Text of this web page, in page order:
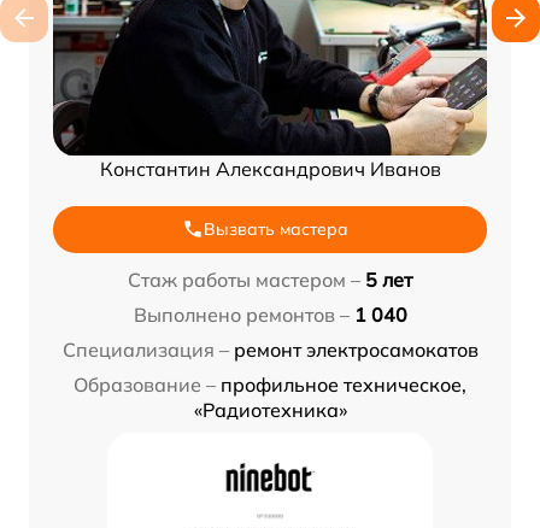
Константин Александрович Иванов
Вызвать мастера
Стаж работы мастером – 5 лет
Выполнено ремонтов – 1 040
Специализация – ремонт электросамокатов
Образование – профильное техническое,
«Радиотехника»